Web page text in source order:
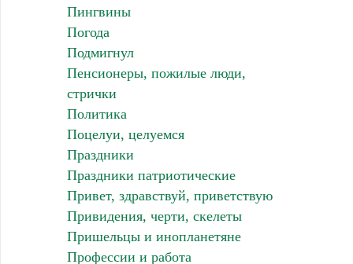
Пингвины
Погода
Подмигнул
Пенсионеры, пожилые люди,
стрички
Политика
Поцелуи, целуемся
Праздники
Праздники патриотические
Привет, здравствуй, приветствую
Привидения, черти, скелеты
Пришельцы и инопланетяне
Профессии и работа